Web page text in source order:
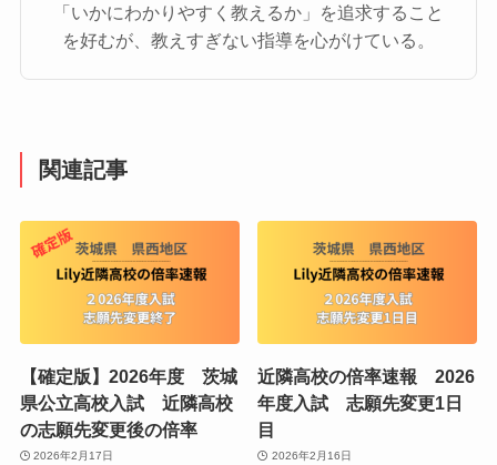
「いかにわかりやすく教えるか」を追求すること
を好むが、教えすぎない指導を心がけている。
関連記事
【確定版】2026年度 茨城
県公立高校入試 近隣高校
の志願先変更後の倍率
2026年2月17日
近隣高校の倍率速報 2026
年度入試 志願先変更1日
目
2026年2月16日